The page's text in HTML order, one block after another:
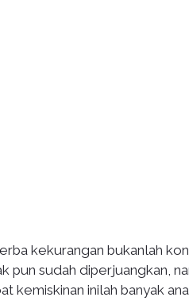
kekurangan bukanlah
pun sudah diperjuangkan,
kemiskinan inilah banyak